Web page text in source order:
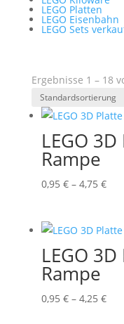
LEGO Platten
LEGO Eisenbahn
LEGO Sets
Ergebnisse 1 – 18
LEGO
Rampe
0,95 € – 4,75 €
LEGO
Rampe
0,95 € – 4,25 €